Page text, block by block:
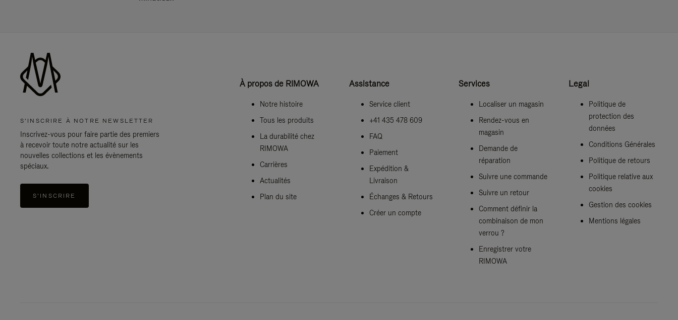
S'INSCRIRE À NOTRE NEWSLETTER
Inscrivez-vous pour faire partie des premiers
à recevoir toute notre actualité sur les
nouvelles collections et les évènements
spéciaux.
S'INSCRIRE
À propos de RIMOWA
Notre histoire
Tous les produits
La durabilité chez
RIMOWA
Carrières
Actualités
Plan du site
Assistance
Service client
+41 435 478 609
FAQ
Paiement
Expédition &
Livraison
Échanges & Retours
Créer un compte
Services
Localiser un magasin
Rendez-vous en
magasin
Demande de
réparation
Suivre une commande
Suivre un retour
Comment définir la
combinaison de mon
verrou ?
Enregistrer votre
RIMOWA
Legal
Politique de
protection des
données
Conditions Générales
Politique de retours
Politique relative aux
cookies
Gestion des cookies
Mentions légales